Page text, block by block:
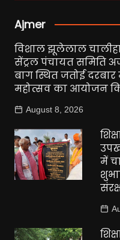
Ajmer
विशाल झूलेलाल
सेंट्रल पंचायत समिति
बाग स्थित जतोई
महोत्सव का आयोजन
August 8, 2026
में